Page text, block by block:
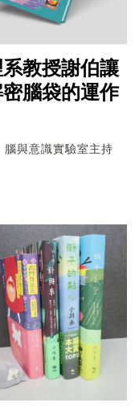
教授謝伯讓
腦袋的運作
與意識實驗室主持